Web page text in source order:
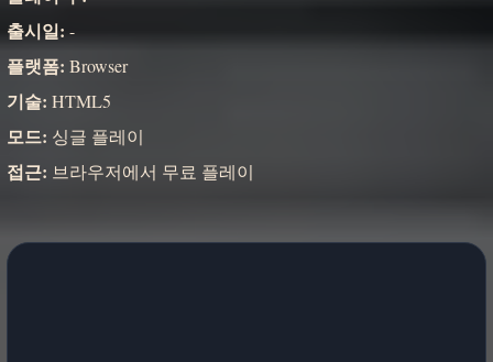
출시일: -
플랫폼: Browser
기술: HTML5
모드: 싱글 플레이
접근: 브라우저에서 무료 플레이